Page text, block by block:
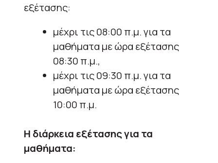
εξέτασης:
μέχρι τις 08:00 π.μ. για τα
μαθήματα με ώρα εξέτασης
08:30 π.μ.,
μέχρι τις 09:30 π.μ. για τα
μαθήματα με ώρα εξέτασης
10:00 π.μ.
Η διάρκεια εξέτασης για τα
μαθήματα: